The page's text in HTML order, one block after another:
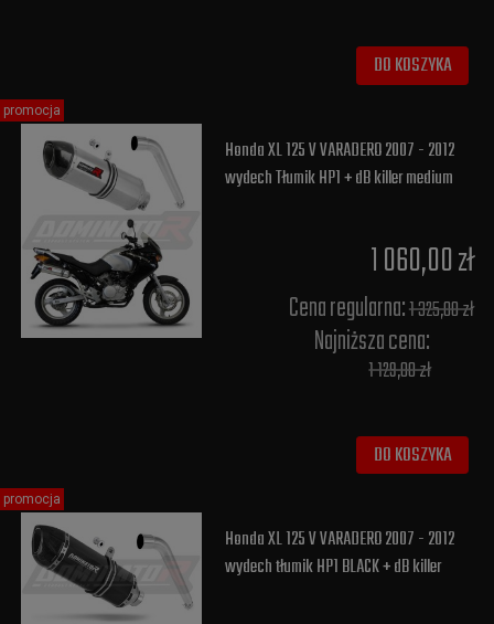
DO KOSZYKA
Honda XL 125 V VARADERO 2007 - 2012
wydech Tłumik HP1 + dB killer medium
1 060,00 zł
Cena regularna:1 325,00 zł
Najniższa cena:
1 129,00 zł
DO KOSZYKA
promocja
Honda XL 125 V VARADERO 2007 - 2012
wydech tłumik HP1 BLACK + dB killer
promocja